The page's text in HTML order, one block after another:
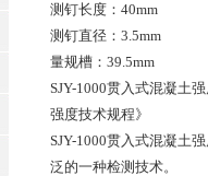
测钉长度：40mm
测钉直径：3.5mm
量规槽：39.5mm
SJY-1000贯入式混凝土
强度技术规程》
SJY-1000贯入式混凝土
泛的一种检测技术。